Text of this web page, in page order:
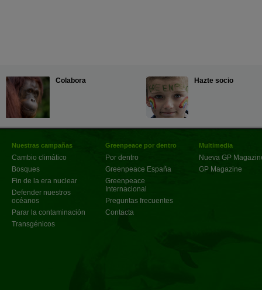
Colabora Hazte socio
Nuestras campañas
Cambio climático
Bosques
Fin de la era nuclear
Defender nuestros
océanos
Parar la contaminación
Transgénicos
Greenpeace por dentro
Por dentro
Greenpeace España
Greenpeace
Internacional
Preguntas frecuentes
Contacta
Multimedia
Nueva GP
GP Magazine